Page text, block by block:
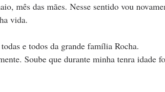
mês das mães. Nesse sentido vou
vida.
e todos da grande família Rocha.
Soube que durante minha tenra idade